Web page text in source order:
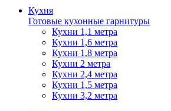
Кухня
Готовые кухонные гарнитуры
Кухни 1,1 метра
Кухни 1,6 метра
Кухни 1,8 метра
Кухни 2 метра
Кухни 2,4 метра
Кухни 1,5 метра
Кухни 3,2 метра